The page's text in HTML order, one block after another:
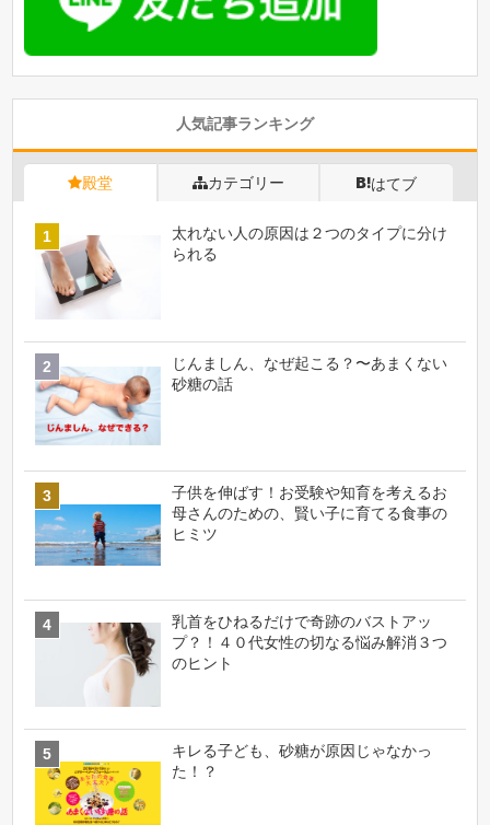
人気記事ランキング
殿堂 カテゴリー はてブ
太れない人の原因は２つのタイプに分け
られる
じんましん、なぜ起こる？〜あまくない
砂糖の話
子供を伸ばす！お受験や知育を考えるお
母さんのための、賢い子に育てる食事の
ヒミツ
乳首をひねるだけで奇跡のバストアッ
プ？！４０代女性の切なる悩み解消３つ
のヒント
キレる子ども、砂糖が原因じゃなかっ
た！？